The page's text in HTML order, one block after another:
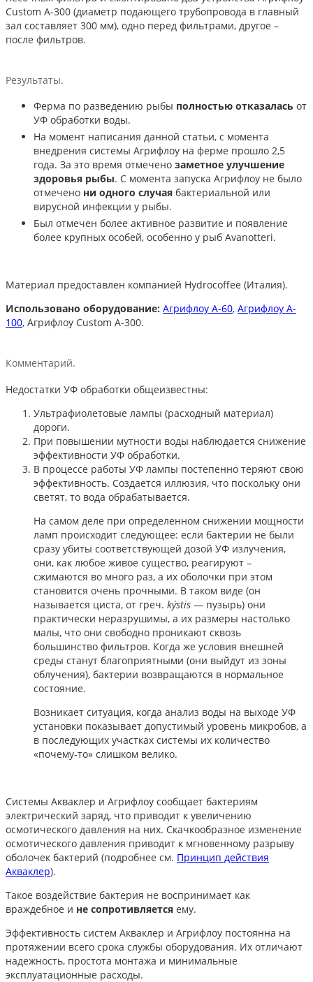
Custom A-300 (диаметр подающего трубопровода в главный
зал составляет 300 мм), одно перед фильтрами, другое –
после фильтров.
Результаты.
Ферма по разведению рыбы полностью отказалась от
УФ обработки воды.
На момент написания данной статьи, с момента
внедрения системы Агрифлоу на ферме прошло 2,5
года. За это время отмечено заметное улучшение
здоровья рыбы. С момента запуска Агрифлоу не было
отмечено ни одного случая бактериальной или
вирусной инфекции у рыбы.
Был отмечен более активное развитие и появление
более крупных особей, особенно у рыб Avanotteri.
Материал предоставлен компанией Hydrocoffee (Италия).
Использовано оборудование: Агрифлоу A-60, Агрифлоу A-
100, Агрифлоу Custom A-300.
Комментарий.
Недостатки УФ обработки общеизвестны:
Ультрафиолетовые лампы (расходный материал)
дороги.
При повышении мутности воды наблюдается снижение
эффективности УФ обработки.
В процессе работы УФ лампы постепенно теряют свою
эффективность. Создается иллюзия, что поскольку они
светят, то вода обрабатывается.
На самом деле при определенном снижении мощности
ламп происходит следующее: если бактерии не были
сразу убиты соответствующей дозой УФ излучения,
они, как любое живое существо, реагируют –
сжимаются во много раз, а их оболочки при этом
становится очень прочными. В таком виде (он
называется циста, от греч. kýstis — пузырь) они
практически неразрушимы, а их размеры настолько
малы, что они свободно проникают сквозь
большинство фильтров. Когда же условия внешней
среды станут благоприятными (они выйдут из зоны
облучения), бактерии возвращаются в нормальное
состояние.
Возникает ситуация, когда анализ воды на выходе УФ
установки показывает допустимый уровень микробов, а
в последующих участках системы их количество
«почему-то» слишком велико.
Системы Акваклер и Агрифлоу сообщает бактериям
электрический заряд, что приводит к увеличению
осмотического давления на них. Скачкообразное изменение
осмотического давления приводит к мгновенному разрыву
оболочек бактерий (подробнее см. Принцип действия
Акваклер).
Такое воздействие бактерия не воспринимает как
враждебное и не сопротивляется ему.
Эффективность систем Акваклер и Агрифлоу постоянна на
протяжении всего срока службы оборудования. Их отличают
надежность, простота монтажа и минимальные
эксплуатационные расходы.